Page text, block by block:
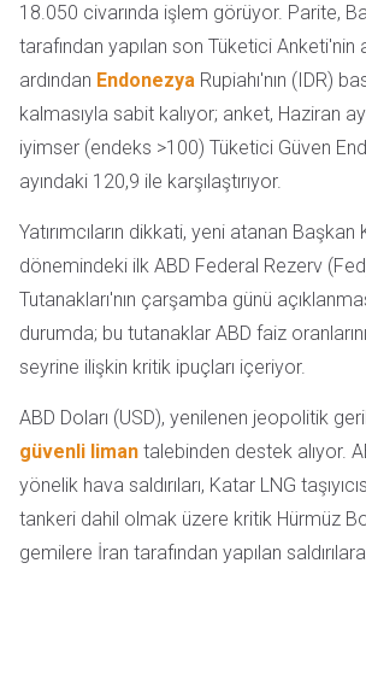
18.050 civarında işlem görüyor. Parite,
tarafından yapılan son Tüketici Anketi'nin
ardından Endonezya Rupiahı'nın (IDR)
kalmasıyla sabit kalıyor; anket, Haziran
iyimser (endeks >100) Tüketici Güven
ayındaki 120,9 ile karşılaştırıyor.
Yatırımcıların dikkati, yeni atanan Başkan
dönemindeki ilk ABD Federal Rezerv
Tutanakları'nın çarşamba günü
durumda; bu tutanaklar ABD faiz
seyrine ilişkin kritik ipuçları içeriyor.
ABD Doları (USD), yenilenen jeopolitik
güvenli liman talebinden destek alıyor.
yönelik hava saldırıları, Katar LNG
tankeri dahil olmak üzere kritik Hürmüz
gemilere İran tarafından yapılan